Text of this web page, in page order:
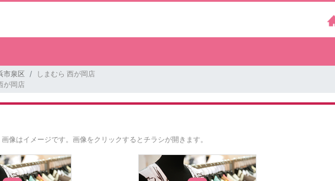
市泉区
しまむら 西が岡店
が岡店
画像はイメージです。 画像をクリックするとチラシが開きます。